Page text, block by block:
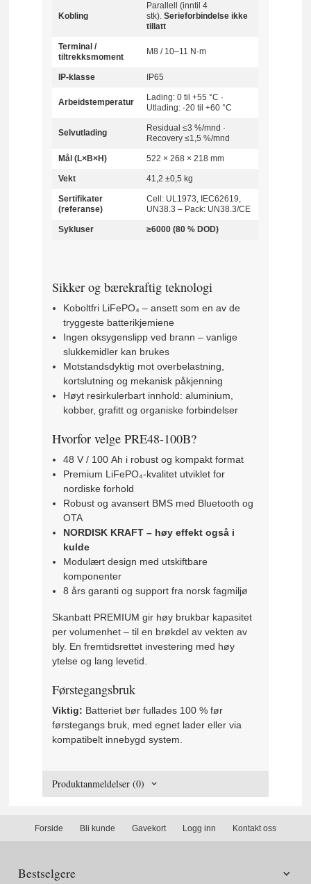
Kobling
Parallell (inntil 4
stk). Serieforbindelse ikke
tillatt
Terminal /
tiltrekksmoment
M8 / 10–11 N·m
IP-klasse IP65
Arbeidstemperatur
Lading: 0 til +55 °C ·
Utlading: -20 til +60 °C
Selvutlading
Residual ≤3 %/mnd ·
Recovery ≤1,5 %/mnd
Mål (L×B×H) 522 × 268 × 218 mm
Vekt 41,2 ±0,5 kg
Sertifikater
(referanse)
Cell: UL1973, IEC62619,
UN38.3 – Pack: UN38.3/CE
Sykluser ≥6000 (80 % DOD)
Sikker og bærekraftig teknologi
Koboltfri LiFePO₄ – ansett som en av de
tryggeste batterikjemiene
Ingen oksygenslipp ved brann – vanlige
slukkemidler kan brukes
Motstandsdyktig mot overbelastning,
kortslutning og mekanisk påkjenning
Høyt resirkulerbart innhold: aluminium,
kobber, grafitt og organiske forbindelser
Hvorfor velge PRE48-100B?
48 V / 100 Ah i robust og kompakt format
Premium LiFePO₄-kvalitet utviklet for
nordiske forhold
Robust og avansert BMS med Bluetooth og
OTA
NORDISK KRAFT – høy effekt også i
kulde
Modulært design med utskiftbare
komponenter
8 års garanti og support fra norsk fagmiljø
Skanbatt PREMIUM gir høy brukbar kapasitet
per volumenhet – til en brøkdel av vekten av
bly. En fremtidsrettet investering med høy
ytelse og lang levetid.
Førstegangsbruk
Viktig: Batteriet bør fullades 100 % før
førstegangs bruk, med egnet lader eller via
kompatibelt innebygd system.
Produktanmeldelser (0)
Forside Bli kunde Gavekort Logg inn Kontakt oss
Bestselgere